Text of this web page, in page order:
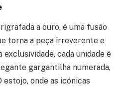
a ouro, é uma fusão
torna a peça irreverente e
cada unidade é
gargantilha numerada,
estojo, onde as icónicas